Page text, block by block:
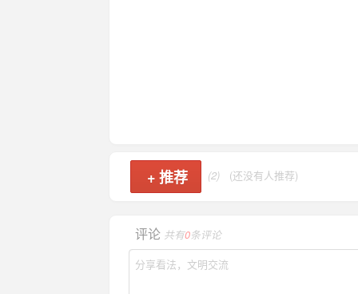
+ 推荐 (2) (还没有人推荐)
评论 共有0条评论